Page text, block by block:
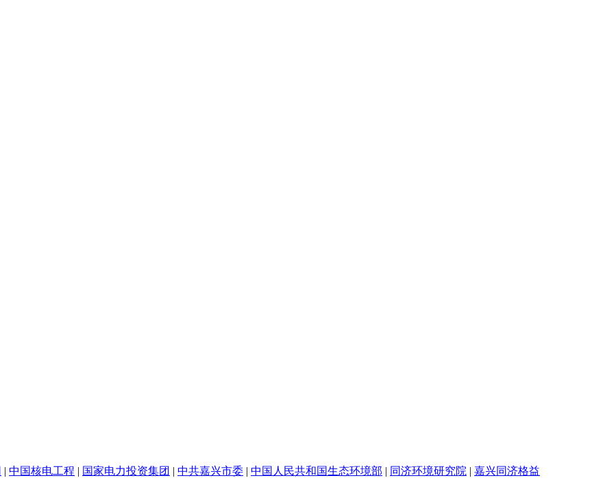
中国核电工程 国家电力投资集团 中共嘉兴市委 中国人民共和国生态环境部 同济环境研究院 嘉兴同济格益